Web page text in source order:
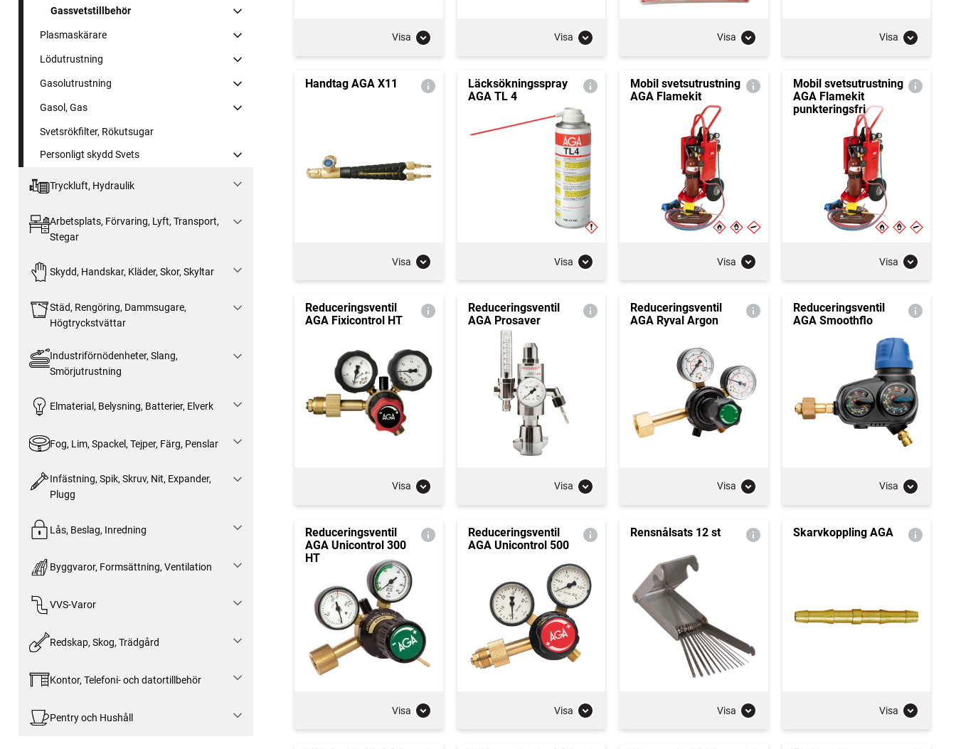
Gassvetstillbehör
Plasmaskärare
Lödutrustning
Gasolutrustning
Gasol, Gas
Svetsrökfilter, Rökutsugar
Personligt skydd Svets
Tryckluft, Hydraulik
Arbetsplats, Förvaring, Lyft, Transport,
Stegar
Skydd, Handskar, Kläder, Skor, Skyltar
Städ, Rengöring, Dammsugare,
Högtryckstvättar
Industriförnödenheter, Slang,
Smörjutrustning
Elmaterial, Belysning, Batterier, Elverk
Fog, Lim, Spackel, Tejper, Färg, Penslar
Infästning, Spik, Skruv, Nit, Expander,
Plugg
Lås, Beslag, Inredning
Byggvaror, Formsättning, Ventilation
VVS-Varor
Redskap, Skog, Trädgård
Kontor, Telefoni- och datortillbehör
Pentry och Hushåll
Visa Visa Visa Visa
Handtag AGA X11
Visa
Läcksökningsspray
AGA TL 4
Visa
Mobil svetsutrustning
AGA Flamekit
Visa
Mobil svetsutrustning
AGA Flamekit
punkteringsfri
Visa
Reduceringsventil
AGA Fixicontrol HT
Visa
Reduceringsventil
AGA Prosaver
Visa
Reduceringsventil
AGA Ryval Argon
Visa
Reduceringsventil
AGA Smoothflo
Visa
Reduceringsventil
AGA Unicontrol 300
HT
Visa
Reduceringsventil
AGA Unicontrol 500
Visa
Rensnålsats 12 st
Visa
Skarvkoppling AGA
Visa